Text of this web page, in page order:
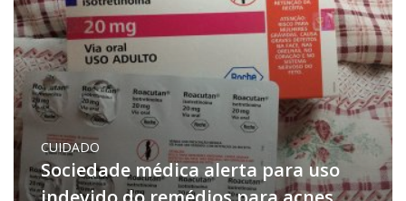
CUIDADO
Sociedade médica alerta para uso